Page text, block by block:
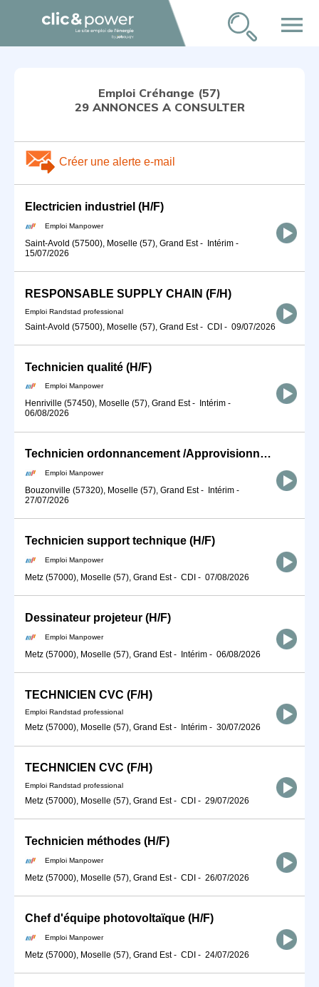
menu
Emploi Créhange (57)
29 ANNONCES A CONSULTER
Créer une alerte e-mail
Electricien industriel (H/F)
Emploi Manpower
Saint-Avold (57500), Moselle (57), Grand Est- Intérim -
15/07/2026
RESPONSABLE SUPPLY CHAIN (F/H)
Emploi Randstad professional
Saint-Avold (57500), Moselle (57), Grand Est- CDI - 09/07/2026
Technicien qualité (H/F)
Emploi Manpower
Henriville (57450), Moselle (57), Grand Est- Intérim -
06/08/2026
Technicien ordonnancement /Approvisionnement / ADV (H/F)
Emploi Manpower
Bouzonville (57320), Moselle (57), Grand Est- Intérim -
27/07/2026
Technicien support technique (H/F)
Emploi Manpower
Metz (57000), Moselle (57), Grand Est- CDI - 07/08/2026
Dessinateur projeteur (H/F)
Emploi Manpower
Metz (57000), Moselle (57), Grand Est- Intérim - 06/08/2026
TECHNICIEN CVC (F/H)
Emploi Randstad professional
Metz (57000), Moselle (57), Grand Est- Intérim - 30/07/2026
TECHNICIEN CVC (F/H)
Emploi Randstad professional
Metz (57000), Moselle (57), Grand Est- CDI - 29/07/2026
Technicien méthodes (H/F)
Emploi Manpower
Metz (57000), Moselle (57), Grand Est- CDI - 26/07/2026
Chef d'équipe photovoltaïque (H/F)
Emploi Manpower
Metz (57000), Moselle (57), Grand Est- CDI - 24/07/2026